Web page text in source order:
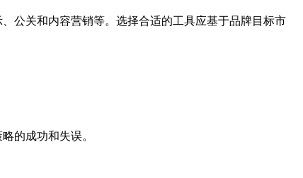
公关和内容营销等。选择合适的工具应基于品牌目标市
的成功和失误。